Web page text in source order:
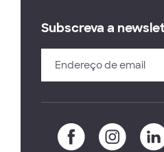
Subscreva a